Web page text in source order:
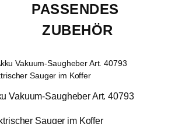
PASSENDES
ZUBEHÖR
Vakuum-Saugheber Art. 40793
Sauger im Koffer